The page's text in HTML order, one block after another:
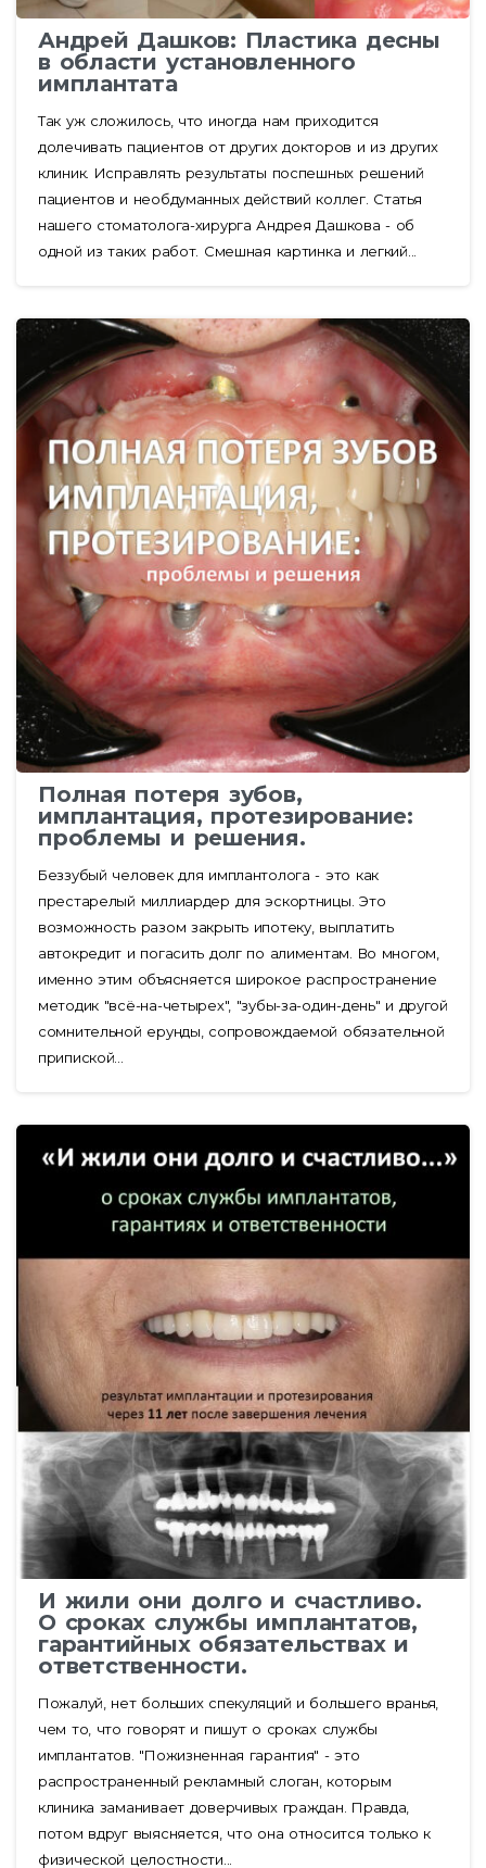
Андрей Дашков: Пластика десны
в области установленного
имплантата
Так уж сложилось, что иногда нам приходится
долечивать пациентов от других докторов и из других
клиник. Исправлять результаты поспешных решений
пациентов и необдуманных действий коллег. Статья
нашего стоматолога-хирурга Андрея Дашкова - об
одной из таких работ. Смешная картинка и легкий...
Полная потеря зубов,
имплантация, протезирование:
проблемы и решения.
Беззубый человек для имплантолога - это как
престарелый миллиардер для эскортницы. Это
возможность разом закрыть ипотеку, выплатить
автокредит и погасить долг по алиментам. Во многом,
именно этим объясняется широкое распространение
методик "всё-на-четырех", "зубы-за-один-день" и другой
сомнительной ерунды, сопровождаемой обязательной
припиской...
И жили они долго и счастливо.
О сроках службы имплантатов,
гарантийных обязательствах и
ответственности.
Пожалуй, нет больших спекуляций и большего вранья,
чем то, что говорят и пишут о сроках службы
имплантатов. "Пожизненная гарантия" - это
распространенный рекламный слоган, которым
клиника заманивает доверчивых граждан. Правда,
потом вдруг выясняется, что она относится только к
физической целостности...